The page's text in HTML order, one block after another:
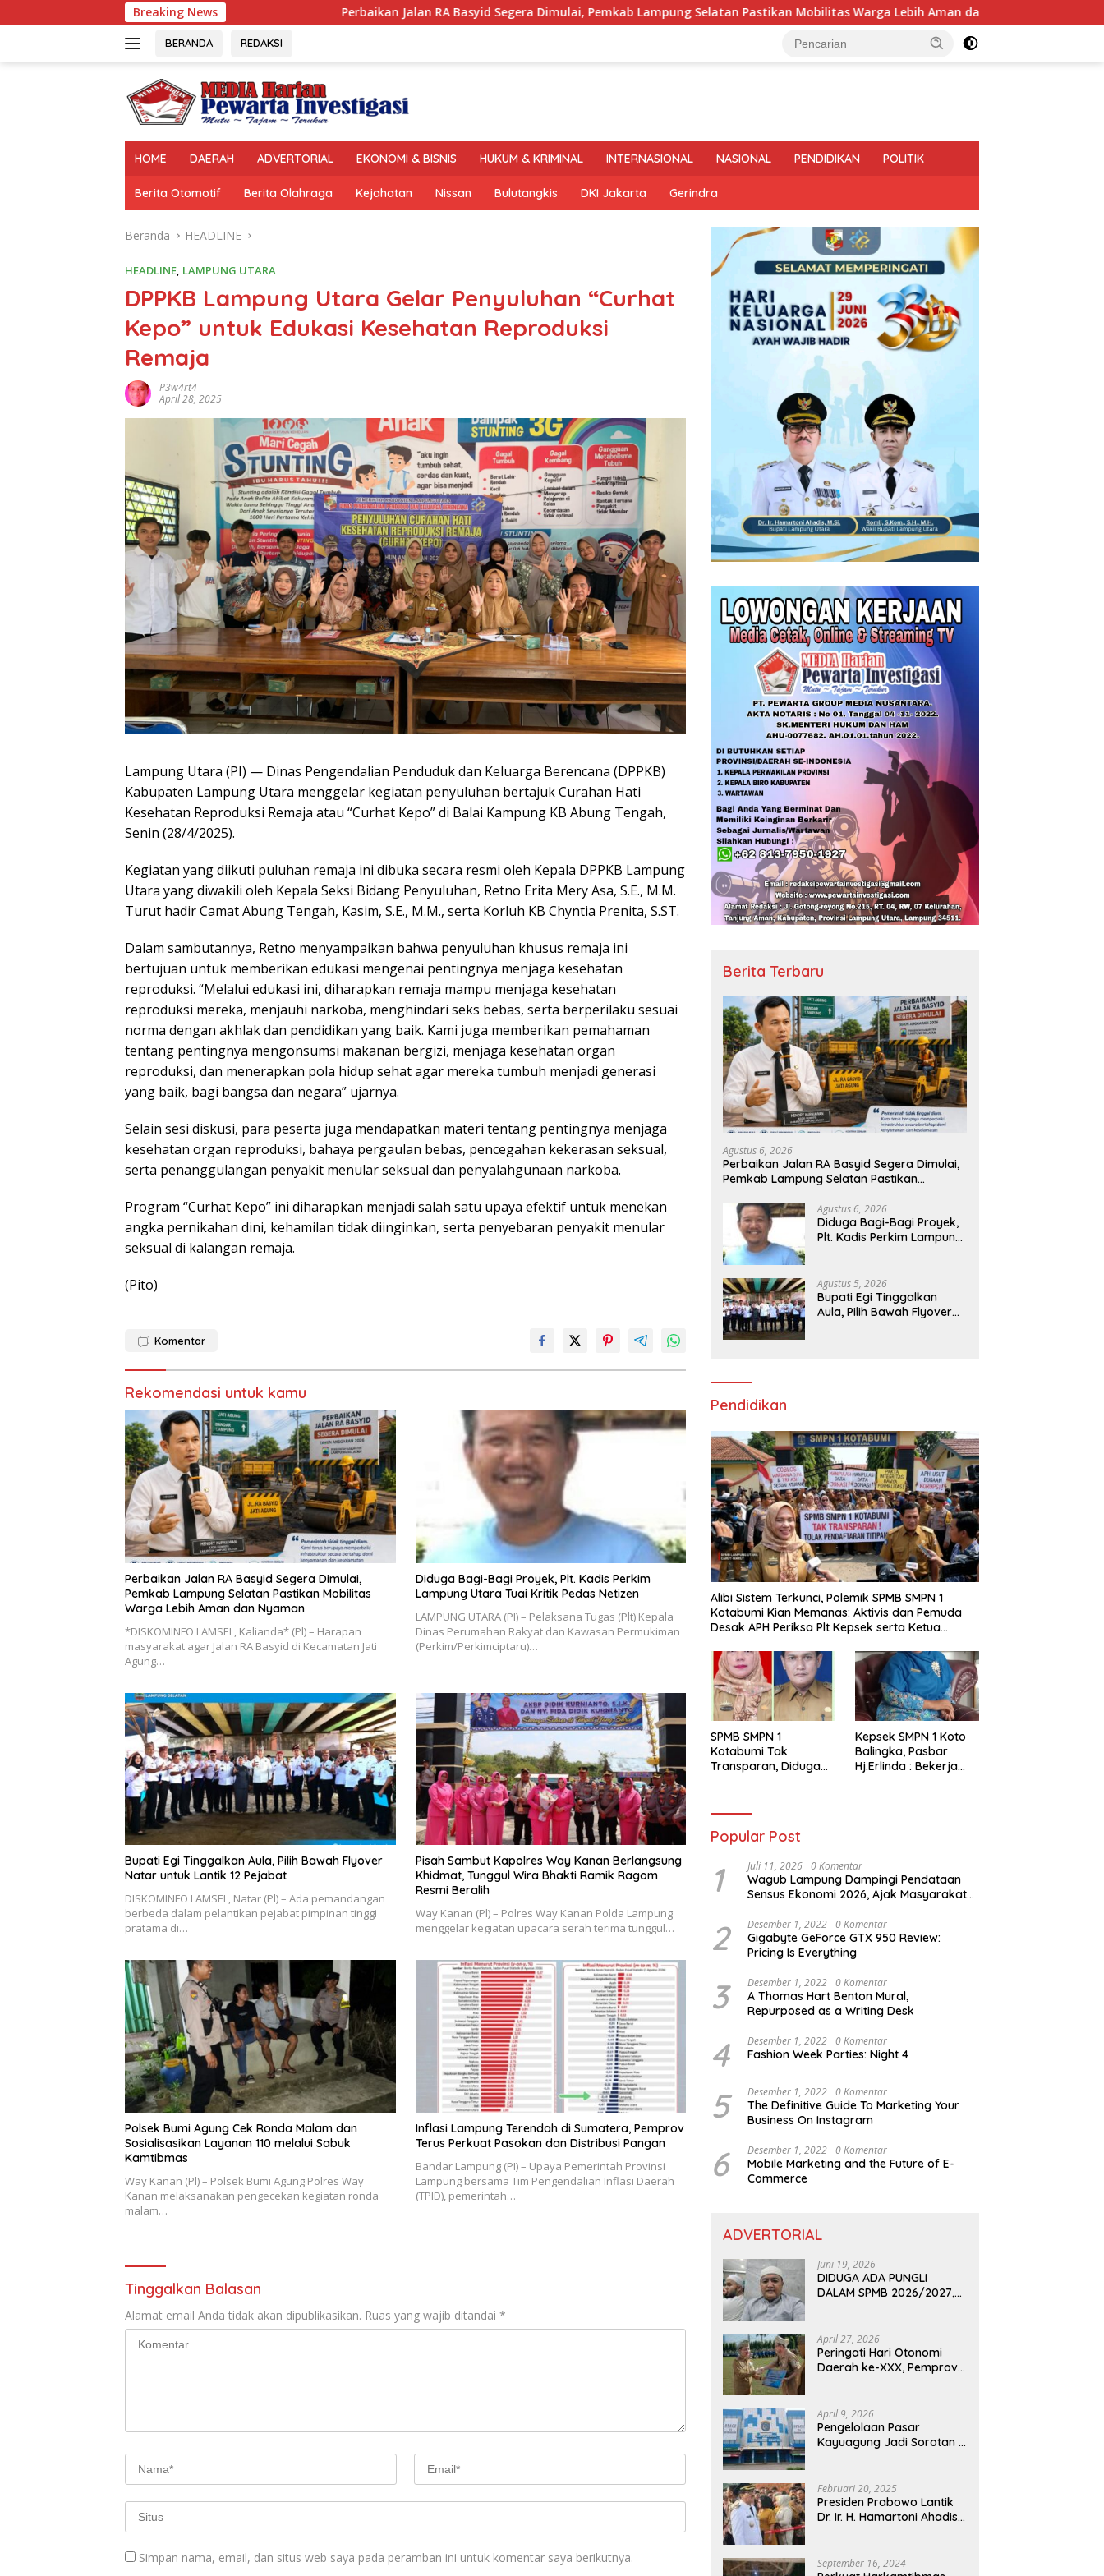
ke
Breaking News Perbaikan Jalan RA Basyid Segera Dimulai, Pemkab Lampung Selatan Pastikan Mobilitas Warga Lebih Aman dan Nyaman
BERANDA REDAKSI
HOME DAERAH ADVERTORIAL EKONOMI & BISNIS HUKUM & KRIMINAL INTERNASIONAL NASIONAL PENDIDIKAN POLITIK
Berita Otomotif Berita Olahraga Kejahatan Nissan Bulutangkis DKI Jakarta Gerindra
Beranda HEADLINE
HEADLINE, LAMPUNG UTARA
DPPKB Lampung Utara Gelar Penyuluhan “Curhat
Kepo” untuk Edukasi Kesehatan Reproduksi
Remaja
P3w4rt4
April 28, 2025
Lampung Utara (PI) — Dinas Pengendalian Penduduk dan Keluarga Berencana (DPPKB)
Kabupaten Lampung Utara menggelar kegiatan penyuluhan bertajuk Curahan Hati
Kesehatan Reproduksi Remaja atau “Curhat Kepo” di Balai Kampung KB Abung Tengah,
Senin (28/4/2025).
Kegiatan yang diikuti puluhan remaja ini dibuka secara resmi oleh Kepala DPPKB Lampung
Utara yang diwakili oleh Kepala Seksi Bidang Penyuluhan, Retno Erita Mery Asa, S.E., M.M.
Turut hadir Camat Abung Tengah, Kasim, S.E., M.M., serta Korluh KB Chyntia Prenita, S.ST.
Dalam sambutannya, Retno menyampaikan bahwa penyuluhan khusus remaja ini
bertujuan untuk memberikan edukasi mengenai pentingnya menjaga kesehatan
reproduksi. “Melalui edukasi ini, diharapkan remaja mampu menjaga kesehatan
reproduksi mereka, menjauhi narkoba, menghindari seks bebas, serta berperilaku sesuai
norma dengan akhlak dan pendidikan yang baik. Kami juga memberikan pemahaman
tentang pentingnya mengonsumsi makanan bergizi, menjaga kesehatan organ
reproduksi, dan menerapkan pola hidup sehat agar mereka tumbuh menjadi generasi
yang baik, bagi bangsa dan negara” ujarnya.
Selain sesi diskusi, para peserta juga mendapatkan materi tentang pentingnya menjaga
kesehatan organ reproduksi, bahaya pergaulan bebas, pencegahan kekerasan seksual,
serta penanggulangan penyakit menular seksual dan penyalahgunaan narkoba.
Program “Curhat Kepo” ini diharapkan menjadi salah satu upaya efektif untuk menekan
angka pernikahan dini, kehamilan tidak diinginkan, serta penyebaran penyakit menular
seksual di kalangan remaja.
(Pito)
Komentar
Rekomendasi untuk kamu
Perbaikan Jalan RA Basyid Segera Dimulai,
Pemkab Lampung Selatan Pastikan Mobilitas
Warga Lebih Aman dan Nyaman
*DISKOMINFO LAMSEL, Kalianda* (Pl) – Harapan
masyarakat agar Jalan RA Basyid di Kecamatan Jati
Agung…
Diduga Bagi-Bagi Proyek, Plt. Kadis Perkim
Lampung Utara Tuai Kritik Pedas Netizen
LAMPUNG UTARA (PI) – Pelaksana Tugas (Plt) Kepala
Dinas Perumahan Rakyat dan Kawasan Permukiman
(Perkim/Perkimciptaru)…
Bupati Egi Tinggalkan Aula, Pilih Bawah Flyover
Natar untuk Lantik 12 Pejabat
DISKOMINFO LAMSEL, Natar (Pl) – Ada pemandangan
berbeda dalam pelantikan pejabat pimpinan tinggi
pratama di…
Pisah Sambut Kapolres Way Kanan Berlangsung
Khidmat, Tunggul Wira Bhakti Ramik Ragom
Resmi Beralih
Way Kanan (Pl) – Polres Way Kanan Polda Lampung
menggelar kegiatan upacara serah terima tunggul…
Polsek Bumi Agung Cek Ronda Malam dan
Sosialisasikan Layanan 110 melalui Sabuk
Kamtibmas
Way Kanan (Pl) – Polsek Bumi Agung Polres Way
Kanan melaksanakan pengecekan kegiatan ronda
malam…
Inflasi Lampung Terendah di Sumatera, Pemprov
Terus Perkuat Pasokan dan Distribusi Pangan
Bandar Lampung (PI) – Upaya Pemerintah Provinsi
Lampung bersama Tim Pengendalian Inflasi Daerah
(TPID), pemerintah…
Tinggalkan Balasan
Alamat email Anda tidak akan dipublikasikan. Ruas yang wajib ditandai *
Simpan nama, email, dan situs web saya pada peramban ini untuk komentar saya berikutnya.
Berita Terbaru
Agustus 6, 2026
Perbaikan Jalan RA Basyid Segera Dimulai,
Pemkab Lampung Selatan Pastikan
Agustus 6, 2026
Diduga Bagi-Bagi Proyek,
Plt. Kadis Perkim Lampung
Agustus 5, 2026
Bupati Egi Tinggalkan
Aula, Pilih Bawah Flyover
Pendidikan
Alibi Sistem Terkunci, Polemik SPMB SMPN 1
Kotabumi Kian Memanas: Aktivis dan Pemuda
Desak APH Periksa Plt Kepsek serta Ketua
SPMB SMPN 1
Kotabumi Tak
Transparan, Diduga
Susanto Harus
Kepsek SMPN 1 Koto
Balingka, Pasbar
Hj.Erlinda : Bekerja
Popular Post
1 Juli 11, 2026 0 Komentar
Wagub Lampung Dampingi Pendataan
Sensus Ekonomi 2026, Ajak Masyarakat
2 Desember 1, 2022 0 Komentar
Gigabyte GeForce GTX 950 Review:
Pricing Is Everything
3 Desember 1, 2022 0 Komentar
A Thomas Hart Benton Mural,
Repurposed as a Writing Desk
4 Desember 1, 2022 0 Komentar
Fashion Week Parties: Night 4
5 Desember 1, 2022 0 Komentar
The Definitive Guide To Marketing Your
Business On Instagram
6 Desember 1, 2022 0 Komentar
Mobile Marketing and the Future of E-
Commerce
ADVERTORIAL
Juni 19, 2026
DIDUGA ADA PUNGLI
DALAM SPMB 2026/2027,
AKAN DITINDAK TEGAS
April 27, 2026
Peringati Hari Otonomi
Daerah ke-XXX, Pemprov
Kemandirian Fiskal
April 9, 2026
Pengelolaan Pasar
Kayuagung Jadi Sorotan –
Oknum Dishub dan
Perdagangan
Februari 20, 2025
Presiden Prabowo Lantik
Dr. Ir. H. Hamartoni Ahadis,
Wakil Bupati Lampung
September 16, 2024